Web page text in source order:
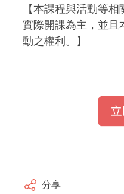
【本課程與活動等
實際開課為主，並且
動之權利。】
分享